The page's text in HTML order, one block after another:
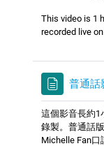
This video is 1
recorded live
普通話
這個影音長約1
錄製。普通話
Michelle Fan口